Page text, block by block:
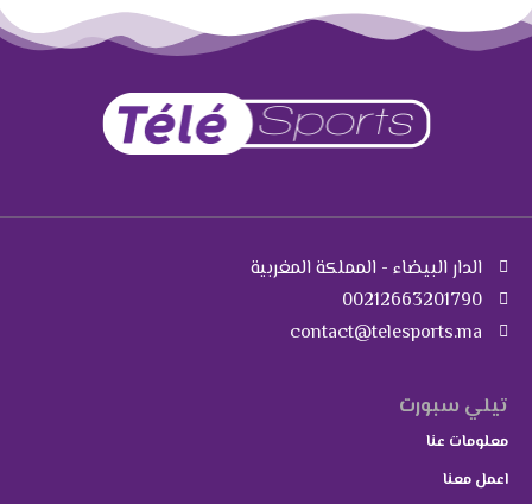
الدار البيضاء - المملكة المغربية
00212663201790
contact@telesports.ma
تيلي سبورت
معلومات عنا
اعمل معنا